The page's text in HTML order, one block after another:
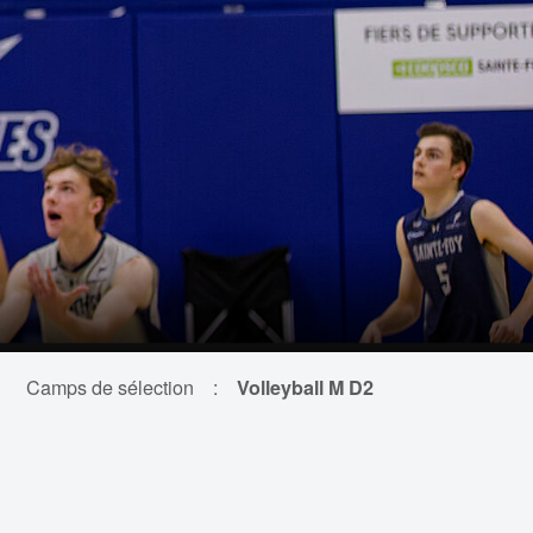
Camps de sélection : Volleyball M D2